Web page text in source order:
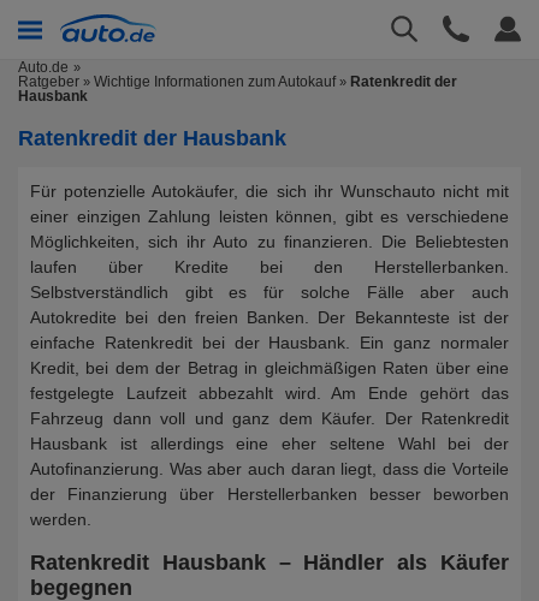
Auto.de
Ratgeber » Wichtige Informationen zum Autokauf» Ratenkredit der
Hausbank
Ratenkredit der Hausbank
Für potenzielle Autokäufer, die sich ihr Wunschauto nicht mit
einer einzigen Zahlung leisten können, gibt es verschiedene
Möglichkeiten, sich ihr Auto zu finanzieren. Die Beliebtesten
laufen über Kredite bei den Herstellerbanken.
Selbstverständlich gibt es für solche Fälle aber auch
Autokredite bei den freien Banken. Der Bekannteste ist der
einfache Ratenkredit bei der Hausbank. Ein ganz normaler
Kredit, bei dem der Betrag in gleichmäßigen Raten über eine
festgelegte Laufzeit abbezahlt wird. Am Ende gehört das
Fahrzeug dann voll und ganz dem Käufer. Der Ratenkredit
Hausbank ist allerdings eine eher seltene Wahl bei der
Autofinanzierung. Was aber auch daran liegt, dass die Vorteile
der Finanzierung über Herstellerbanken besser beworben
werden.
Ratenkredit Hausbank – Händler als Käufer
begegnen